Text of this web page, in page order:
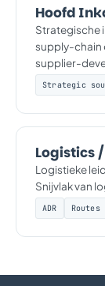
Hoofd
Strategische
supply-chain
supplier-
Strategic
Logistics
Logistieke
Snijvlak van
ADR Routes